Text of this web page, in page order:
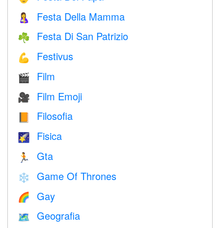
🤱 Festa Della Mamma
☘️ Festa Di San Patrizio
💪 Festivus
🎬 Film
🎥 Film Emoji
📙 Filosofia
🌠 Fisica
🏃 Gta
❄️ Game Of Thrones
🌈 Gay
🗺 Geografia